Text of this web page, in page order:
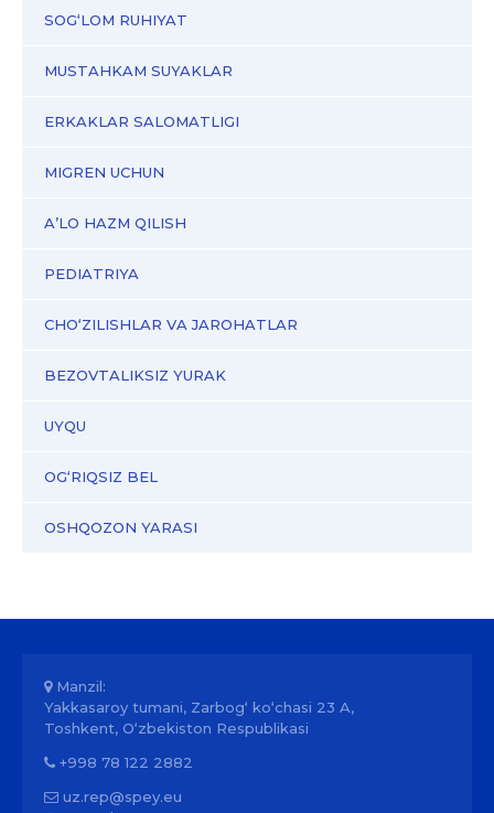
SOG‘LOM RUHIYAT
MUSTAHKAM SUYAKLAR
ERKAKLAR SALOMATLIGI
MIGREN UCHUN
A’LO HAZM QILISH
PEDIATRIYA
CHO‘ZILISHLAR VA JAROHATLAR
BEZOVTALIKSIZ YURAK
UYQU
OG‘RIQSIZ BEL
OSHQOZON YARASI
Manzil:
Yakkasaroy tumani, Zarbog‘ ko‘chasi 23 A,
Toshkent, O‘zbekiston Respublikasi
+998 78 122 2882
uz.rep@spey.eu